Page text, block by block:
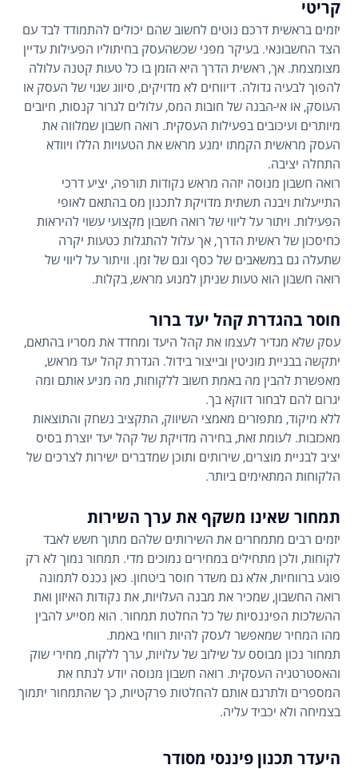
קריטי
יזמים בראשית דרכם נוטים לחשוב שהם יכולים להתמודד לבד עם
הצד החשבונאי. בעיקר מפני שכשהעסק בחיתוליו הפעילות עדיין
מצומצמת. אך, ראשית הדרך היא הזמן בו כל טעות קטנה עלולה
להפוך לבעיה גדולה. דיווחים לא מדויקים, סיווג שגוי של העסק או
העוסק, או אי-הבנה של חובות המס, עלולים לגרור קנסות, חיובים
מיותרים ועיכובים בפעילות העסקית. רואה חשבון שמלווה את
העסק מראשית הקמתו ימנע מראש את הטעויות הללו ויוודא
התחלה יציבה.
רואה חשבון מנוסה יזהה מראש נקודות תורפה, יציע דרכי
התייעלות ויבנה תשתית מדויקת לתכנון מס בהתאם לאופי
הפעילות. ויתור על ליווי של רואה חשבון מקצועי עשוי להיראות
כחיסכון של ראשית הדרך, אך עלול להתגלות כטעות יקרה
שתעלה גם במשאבים של כסף וגם של זמן. וויתור על ליווי של
רואה חשבון הוא טעות שניתן למנוע מראש, בקלות.
חוסר בהגדרת קהל יעד ברור
עסק שלא מגדיר לעצמו את קהל היעד ומחדד את מסריו בהתאם,
יתקשה בבניית מוניטין ובייצור בידול. הגדרת קהל יעד מראש,
מאפשרת להבין מה באמת חשוב ללקוחות, מה מניע אותם ומה
יגרום להם לבחור דווקא בך.
ללא מיקוד, מתפזרים מאמצי השיווק, התקציב נשחק והתוצאות
מאכזבות. לעומת זאת, בחירה מדויקת של קהל יעד יוצרת בסיס
יציב לבניית מוצרים, שירותים ותוכן שמדברים ישירות לצרכים של
הלקוחות המתאימים ביותר.
תמחור שאינו משקף את ערך השירות
יזמים רבים מתמחרים את השירותים שלהם מתוך חשש לאבד
לקוחות, ולכן מתחילים במחירים נמוכים מדי. תמחור נמוך לא רק
פוגע ברווחיות, אלא גם משדר חוסר ביטחון. כאן נכנס לתמונה
רואה החשבון, שמכיר את מבנה העלויות, את נקודות האיזון ואת
ההשלכות הפיננסיות של כל החלטת תמחור. הוא מסייע להבין
מהו המחיר שמאפשר לעסק להיות רווחי באמת.
תמחור נכון מבוסס על שילוב של עלויות, ערך ללקוח, מחירי שוק
והאסטרטגיה העסקית. רואה חשבון מנוסה יודע לנתח את
המספרים ולתרגם אותם להחלטות פרקטיות, כך שהתמחור יתמוך
בצמיחה ולא יכביד עליה.
היעדר תכנון פיננסי מסודר